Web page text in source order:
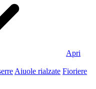
Apri
Aiuole rialzate Fioriere